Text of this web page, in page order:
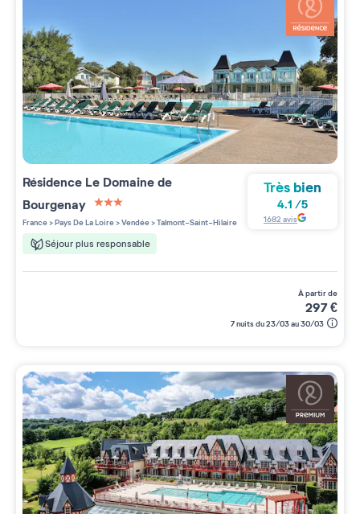
Résidence Le Domaine de
Bourgenay
3 étoiles sur 5
France>Pays De La Loire>Vendée>Talmont-Saint-Hilaire
Séjour plus responsable
Très bien
4.1 /5
1682 avis
à partir de
297€
7 nuits du 23/03 au 30/03